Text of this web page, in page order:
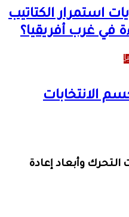
استمرار الكتاتيب
في غرب أفريقيا؟
الانتخابات
التحرك وأبعاد إعادة